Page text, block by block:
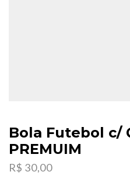
Bola Futebol c/
PREMUIM
R$ 30,00